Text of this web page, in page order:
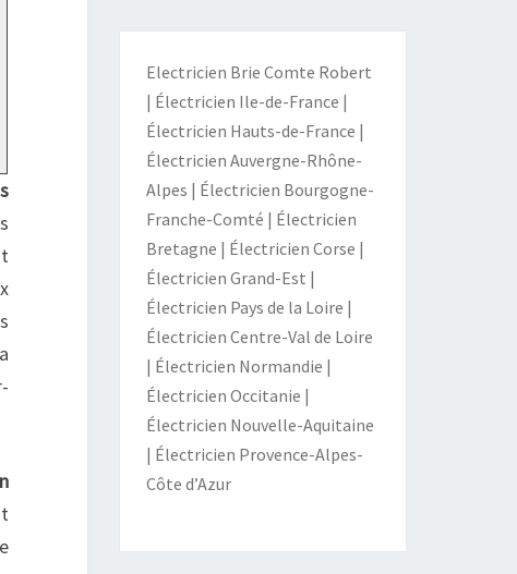
Electricien Brie Comte Robert
| Électricien Ile-de-France |
Électricien Hauts-de-France |
Électricien Auvergne-Rhône-
Alpes | Électricien Bourgogne-
Franche-Comté | Électricien
Bretagne | Électricien Corse |
Électricien Grand-Est |
Électricien Pays de la Loire |
Électricien Centre-Val de Loire
| Électricien Normandie |
Électricien Occitanie |
Électricien Nouvelle-Aquitaine
| Électricien Provence-Alpes-
Côte d’Azur